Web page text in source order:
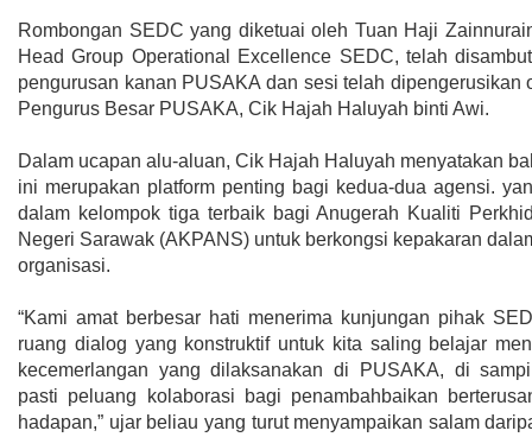
Rombongan SEDC yang diketuai oleh Tuan Haji
Head Group Operational Excellence SEDC, telah
pengurusan kanan PUSAKA dan sesi telah dipengerusikan
Pengurus Besar PUSAKA, Cik Hajah Haluyah binti Awi.
Dalam ucapan alu-aluan, Cik Hajah Haluyah menyatakan
ini merupakan platform penting bagi kedua-dua agensi.
dalam kelompok tiga terbaik bagi Anugerah Kualiti
Negeri Sarawak (AKPANS) untuk berkongsi kepakaran
organisasi.
“Kami amat berbesar hati menerima kunjungan pihak
ruang dialog yang konstruktif untuk kita saling belajar
kecemerlangan yang dilaksanakan di PUSAKA, di
pasti peluang kolaborasi bagi penambahbaikan
hadapan,” ujar beliau yang turut menyampaikan salam